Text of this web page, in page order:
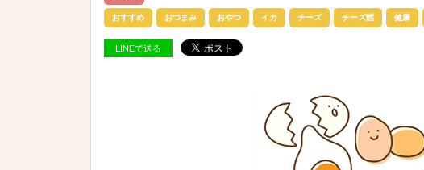
おすすめ おつまみ おやつ イカ チーズ チーズ鱈 健康
LINEで送る